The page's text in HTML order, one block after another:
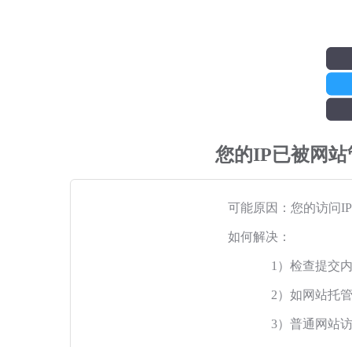
您的IP已被网
可能原因：您的访问
如何解决：
1）检查提交
2）如网站托
3）普通网站